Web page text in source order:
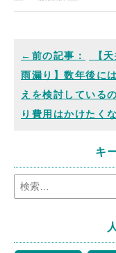
【
雨漏り】数年後に
えを検討している
り費用はかけたく
キ